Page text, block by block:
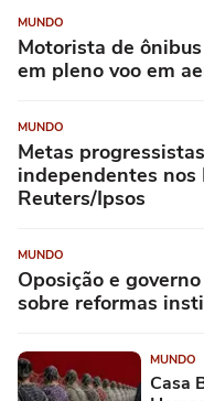
MUNDO
Motorista de
em pleno voo em
MUNDO
Metas
independentes nos
Reuters/Ipsos
MUNDO
Oposição e
sobre reformas
MUNDO
Casa